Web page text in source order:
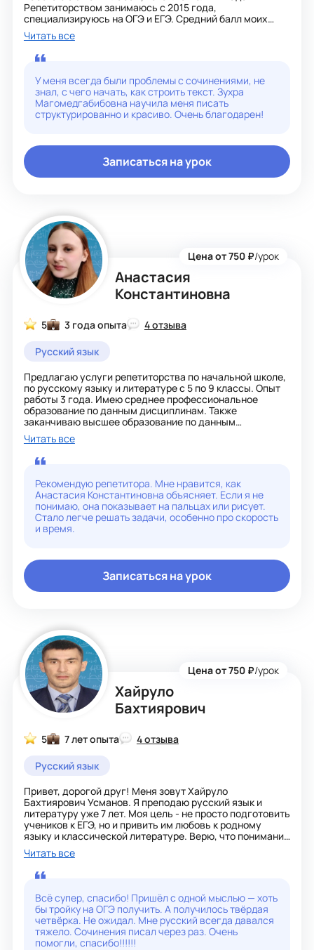
Репетиторством занимаюсь с 2015 года,
специализируюсь на ОГЭ и ЕГЭ. Средний балл моих
учеников — 80+. Нахожу индивидуальный подход к
каждому, объясняю просто и доступно.
Читать все
У меня всегда были проблемы с сочинениями, не
знал, с чего начать, как строить текст. Зухра
Магомедгабибовна научила меня писать
структурированно и красиво. Очень благодарен!
Записаться на урок
Анастасия
Константиновна
Цена от 750 ₽/урок
5 3 года опыта
4 отзыва
Русский язык
Предлагаю услуги репетиторства по начальной школе,
по русскому языку и литературе с 5 по 9 классы. Опыт
работы 3 года. Имею среднее профессиональное
образование по данным дисциплинам. Также
заканчиваю высшее образование по данным
дисциплинам.
Подход к обучению:
- индивидуальная программа для каждого ученика
- понятные объяснения
- развивающие задания
- регулярный контроль прогресса
Результат:
- улучшение оценок
- повышение уверенности
- системное понимание предмета
Читать все
Рекомендую репетитора. Мне нравится, как
Анастасия Константиновна объясняет. Если я не
понимаю, она показывает на пальцах или рисует.
Стало легче решать задачи, особенно про скорость
и время.
Записаться на урок
Хайруло
Бахтиярович
Цена от 750 ₽/урок
5 7 лет опыта
4 отзыва
Русский язык
Привет, дорогой друг! Меня зовут Хайруло
Бахтиярович Усманов. Я преподаю русский язык и
литературу уже 7 лет. Моя цель - не просто подготовить
учеников к ЕГЭ, но и привить им любовь к родному
языку и классической литературе. Верю, что понимание
предмета рождается через живой диалог и
осмысленное чтение. Результаты говорят сами за себя:
средний балл моих подопечных на ЕГЭ стабильно
держится на уровне 75–80 баллов. На уроках мы вместе
разбираем теорию, отрабатываем задания формата
экзамена и учимся выражать свои мысли чётко и
грамотно. Ну а если ты готовишься к ОГЭ, я,
разумеется, помогу тебе сдать его на пять!!!
Читать все
Всё супер, спасибо! Пришёл с одной мыслью — хоть
бы тройку на ОГЭ получить. А получилось твёрдая
четвёрка. Не ожидал. Мне русский всегда давался
тяжело. Сочинения писал через раз. Очень
помогли, спасибо!!!!!!